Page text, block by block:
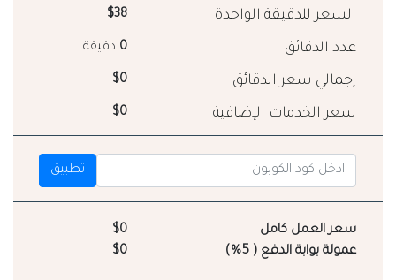
السعر للدقيقة الواحدة $38
عدد الدقائق 0 دقيقة
إجمالي سعر الدقائق $0
سعر الخدمات الإضافية $0
تطبيق
سعر العمل كامل
$0
عمولة بوابة الدفع ( 5%)
$0